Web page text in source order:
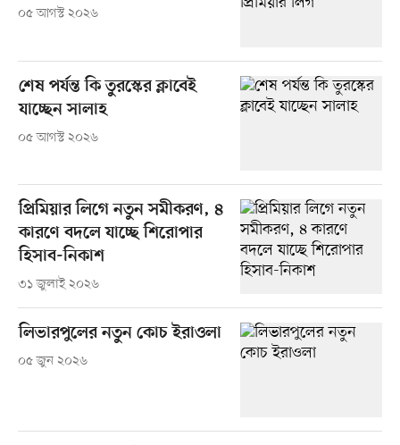
০৫ আগস্ট ২০২৬
শেষ পর্যন্ত কি তুরস্কের ক্লাবেই
যাচ্ছেন সালাহ
০৫ আগস্ট ২০২৬
প্রিমিয়ার লিগে নতুন সমীকরণ, ৪
কারণে বদলে যাচ্ছে শিরোপার
হিসাব-নিকাশ
৩১ জুলাই ২০২৬
লিভারপুলের নতুন কোচ ইরাওলা
০৫ জুন ২০২৬